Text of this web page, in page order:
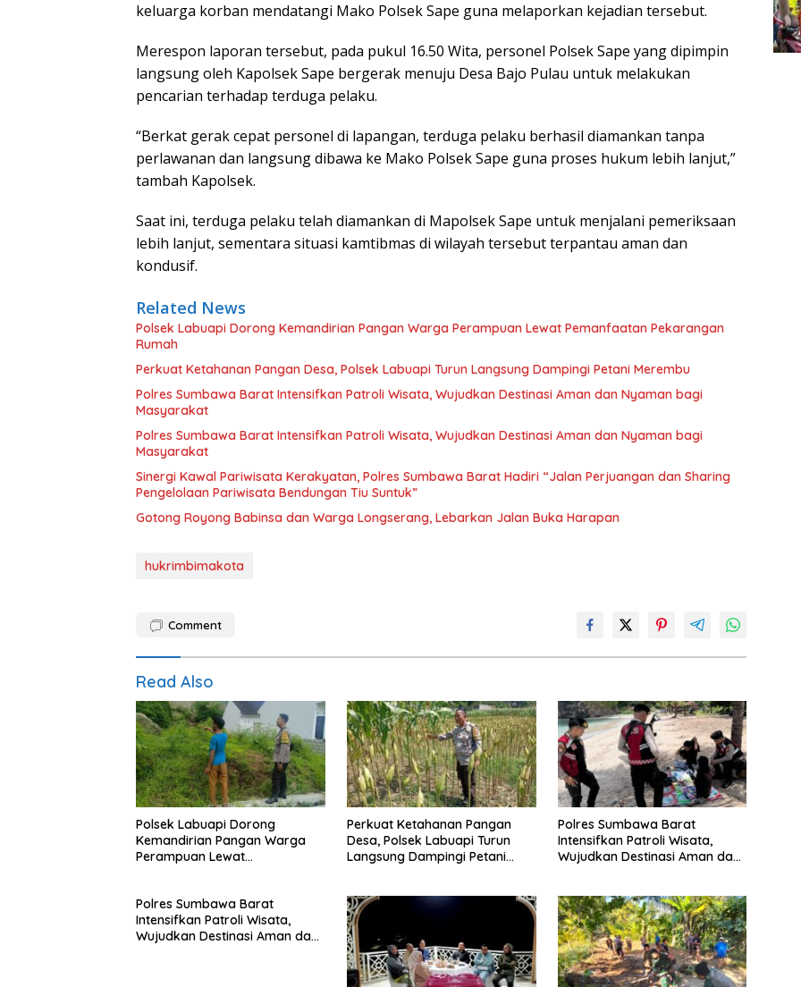
keluarga korban mendatangi Mako Polsek Sape guna melaporkan kejadian tersebut.
Merespon laporan tersebut, pada pukul 16.50 Wita, personel Polsek Sape yang dipimpin
langsung oleh Kapolsek Sape bergerak menuju Desa Bajo Pulau untuk melakukan
pencarian terhadap terduga pelaku.
“Berkat gerak cepat personel di lapangan, terduga pelaku berhasil diamankan tanpa
perlawanan dan langsung dibawa ke Mako Polsek Sape guna proses hukum lebih lanjut,”
tambah Kapolsek.
Saat ini, terduga pelaku telah diamankan di Mapolsek Sape untuk menjalani pemeriksaan
lebih lanjut, sementara situasi kamtibmas di wilayah tersebut terpantau aman dan
kondusif.
Related News
Polsek Labuapi Dorong Kemandirian Pangan Warga Perampuan Lewat Pemanfaatan Pekarangan
Rumah
Perkuat Ketahanan Pangan Desa, Polsek Labuapi Turun Langsung Dampingi Petani Merembu
Polres Sumbawa Barat Intensifkan Patroli Wisata, Wujudkan Destinasi Aman dan Nyaman bagi
Masyarakat
Polres Sumbawa Barat Intensifkan Patroli Wisata, Wujudkan Destinasi Aman dan Nyaman bagi
Masyarakat
Sinergi Kawal Pariwisata Kerakyatan, Polres Sumbawa Barat Hadiri “Jalan Perjuangan dan Sharing
Pengelolaan Pariwisata Bendungan Tiu Suntuk”
Gotong Royong Babinsa dan Warga Longserang, Lebarkan Jalan Buka Harapan
hukrimbimakota
Comment
Read Also
Polsek Labuapi Dorong
Kemandirian Pangan Warga
Perampuan Lewat
Perkuat Ketahanan Pangan
Desa, Polsek Labuapi Turun
Langsung Dampingi Petani
Polres Sumbawa Barat
Intensifkan Patroli Wisata,
Wujudkan Destinasi Aman dan
Polres Sumbawa Barat
Intensifkan Patroli Wisata,
Wujudkan Destinasi Aman dan